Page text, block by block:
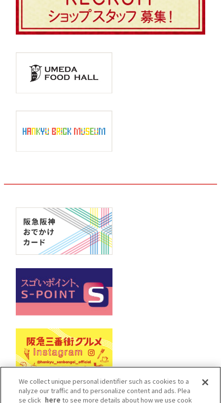
We collect unique personal identifier such as cookies to a
nalyze our traffic and to personalize content and ads. Plea
se click hereto see more details about how we use cook